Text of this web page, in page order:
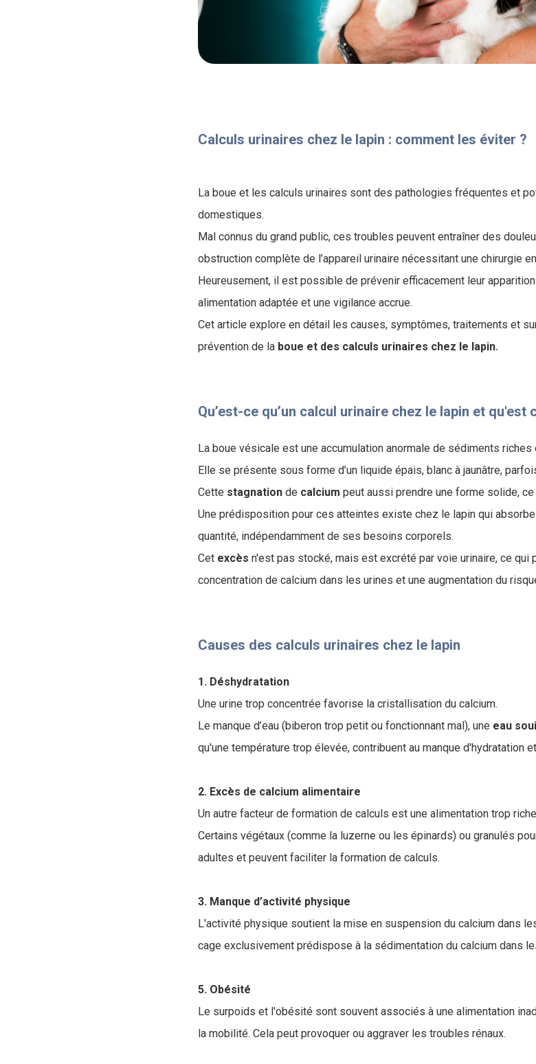
Calculs urinaires chez le lapin : comment les éviter ?
​La boue et les calculs urinaires sont des pathologies fréquentes et
domestiques.
Mal connus du grand public, ces troubles peuvent entraîner des
obstruction complète de l’appareil urinaire nécessitant une chirurgie
Heureusement, il est possible de prévenir efficacement leur
alimentation adaptée et une vigilance accrue.
Cet article explore en détail les causes, symptômes, traitements et
prévention de la boue et des calculs urinaires chez le lapin.
Qu’est-ce qu’un calcul urinaire chez le lapin et qu'est
La boue vésicale est une accumulation anormale de sédiments
Elle se présente sous forme d’un liquide épais, blanc à jaunâtre,
Cette stagnation de calcium peut aussi prendre une forme solide,
Une prédisposition pour ces atteintes existe chez le lapin qui
quantité, indépendamment de ses besoins corporels.
Cet excès n'est pas stocké, mais est excrété par voie urinaire, ce qui
concentration de calcium dans les urines et une augmentation du
Causes des calculs urinaires chez le lapin
1. Déshydratation
Une urine trop concentrée favorise la cristallisation du calcium.
Le manque d’eau (biberon trop petit ou fonctionnant mal), une eau
qu'une température trop élevée, contribuent au manque d'hydratation
2. Excès de calcium alimentaire
Un autre facteur de formation de calculs est une alimentation trop
Certains végétaux (comme la luzerne ou les épinards) ou granulés
adultes et peuvent faciliter la formation de calculs.
3. Manque d’activité physique
L'activité physique soutient la mise en suspension du calcium dans
cage exclusivement prédispose à la sédimentation du calcium dans
5. Obésité
Le surpoids et l'obésité sont souvent associés à une alimentation
la mobilité. Cela peut provoquer ou aggraver les troubles rénaux.